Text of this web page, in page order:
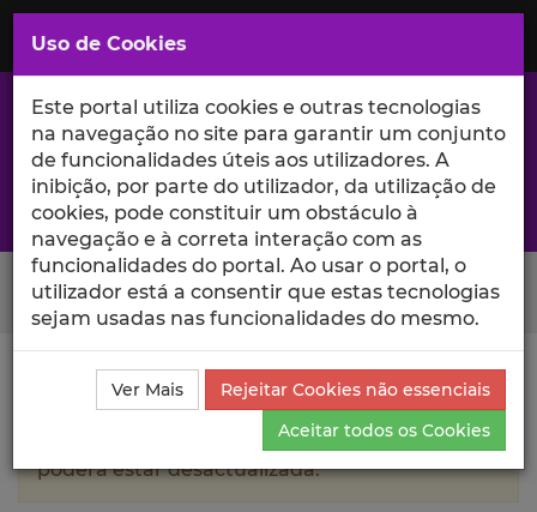
Saltar
para
Conteúdo
Principal
A excelência da investigação e ciência no Iscte
Search Button
Ciência_Iscte Autores Maria Sousa Currículo
A informação contida neste perfil público
poderá estar desactualizada.
Uso de Cookies
Este portal utiliza cookies e outras tecnologias
na navegação no site para garantir um conjunto
de funcionalidades úteis aos utilizadores. A
inibição, por parte do utilizador, da utilização de
cookies, pode constituir um obstáculo à
navegação e à correta interação com as
funcionalidades do portal. Ao usar o portal, o
utilizador está a consentir que estas tecnologias
sejam usadas nas funcionalidades do mesmo.
Ver Mais
Rejeitar Cookies não essenciais
Aceitar todos os Cookies